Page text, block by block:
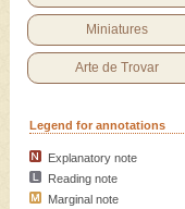
Miniatures
Arte de Trovar
Legend for annotations
Explanatory note
Reading note
Marginal note